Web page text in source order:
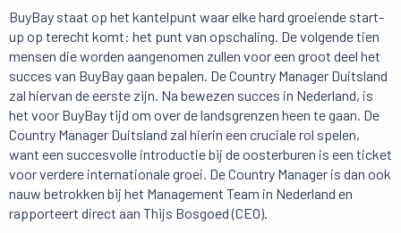
BuyBay staat op het kantelpunt waar elke hard groeiende start-
up op terecht komt: het punt van opschaling. De volgende tien
mensen die worden aangenomen zullen voor een groot deel het
succes van BuyBay gaan bepalen. De Country Manager Duitsland
zal hiervan de eerste zijn. Na bewezen succes in Nederland, is
het voor BuyBay tijd om over de landsgrenzen heen te gaan. De
Country Manager Duitsland zal hierin een cruciale rol spelen,
want een succesvolle introductie bij de oosterburen is een ticket
voor verdere internationale groei. De Country Manager is dan ook
nauw betrokken bij het Management Team in Nederland en
rapporteert direct aan Thijs Bosgoed (CEO).